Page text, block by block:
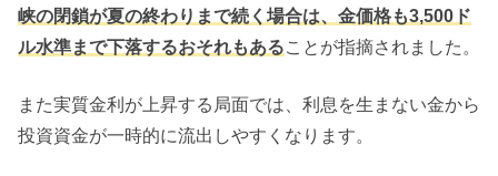
峡の閉鎖が夏の終わりまで続く場合は、金価格も3,500ド
ル水準まで下落するおそれもあることが指摘されました。
また実質金利が上昇する局面では、利息を生まない金から
投資資金が一時的に流出しやすくなります。